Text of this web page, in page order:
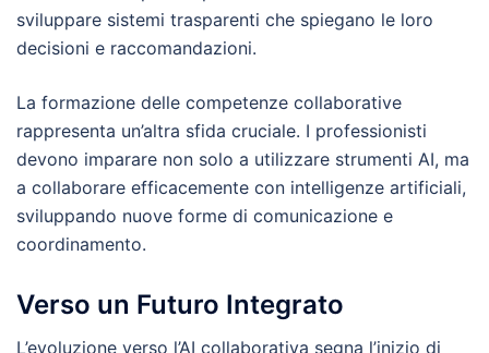
sviluppare sistemi trasparenti che spiegano le loro
decisioni e raccomandazioni.
La formazione delle competenze collaborative
rappresenta un’altra sfida cruciale. I professionisti
devono imparare non solo a utilizzare strumenti AI, ma
a collaborare efficacemente con intelligenze artificiali,
sviluppando nuove forme di comunicazione e
coordinamento.
Verso un Futuro Integrato
L’evoluzione verso l’AI collaborativa segna l’inizio di